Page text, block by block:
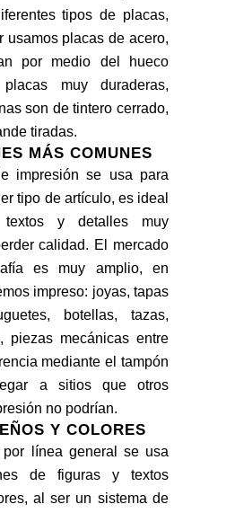
tipos de placas,
usamos placas de acero,
por medio del hueco
muy duraderas,
son de tintero cerrado,
tiradas.
MÁS COMUNES
impresión se usa para
tipo de artículo, es ideal
textos y detalles muy
calidad. El mercado
es muy amplio, en
impreso: joyas, tapas
botellas, tazas,
piezas mecánicas entre
mediante el tampón
a sitios que otros
no podrían.
Y COLORES
por línea general se usa
de figuras y textos
al ser un sistema de